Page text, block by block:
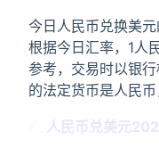
今日人民币兑换美
根据今日汇率，1人
参考，交易时以银
的法定货币是人民
人民币兑美元